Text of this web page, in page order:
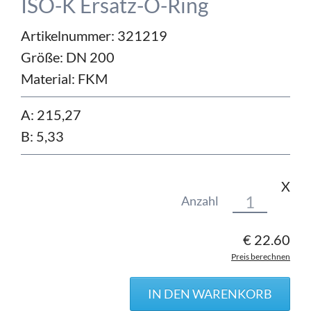
Artikelnummer: 321219
Größe: DN 200
Material: FKM
A: 215,27
B: 5,33
Anzahl
X
€ 22.60
Preis berechnen